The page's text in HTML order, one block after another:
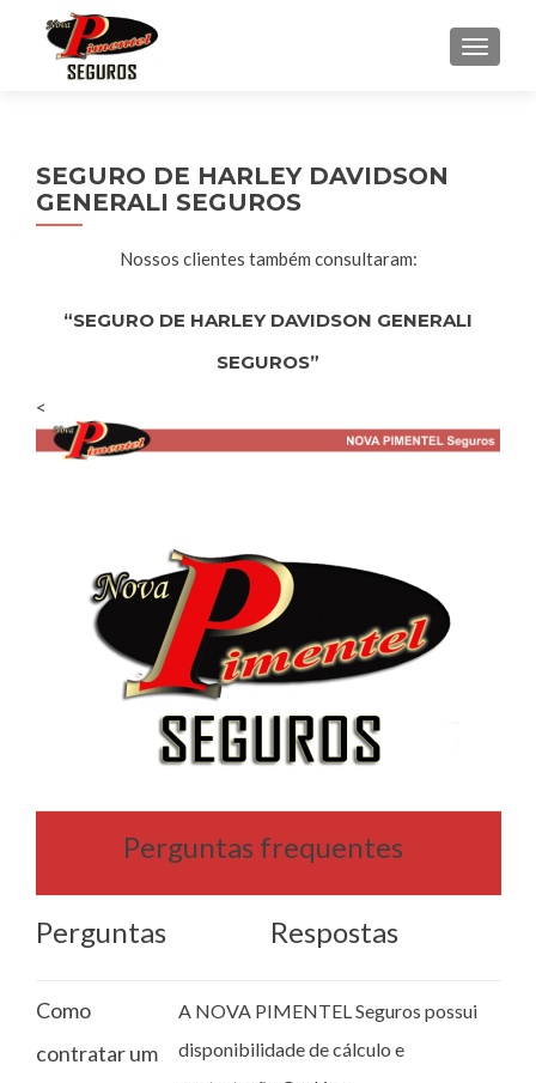
SEGURO DE HARLEY DAVIDSON
GENERALI SEGUROS
Nossos clientes também consultaram:
“SEGURO DE HARLEY DAVIDSON GENERALI
SEGUROS”
<
Perguntas frequentes
Perguntas Respostas
Como
contratar um
A NOVA PIMENTEL Seguros possui
disponibilidade de cálculo e